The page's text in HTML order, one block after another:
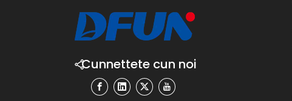
Cunnettete cun noi